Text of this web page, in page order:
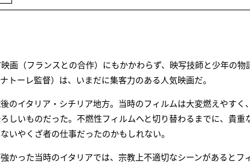
画（フランスとの合作）にもかかわらず、映写技師と少年の
トーレ監督）は、いまだに集客力のある人気映画だ。
のイタリア・シチリア地方。当時のフィルムは大変燃えやす
しいものだった。不燃性フィルムへと切り替わるまでに、貴
いやくざ者の仕事だったのかもしれない。
かった当時のイタリアでは、宗教上不適切なシーンがあると